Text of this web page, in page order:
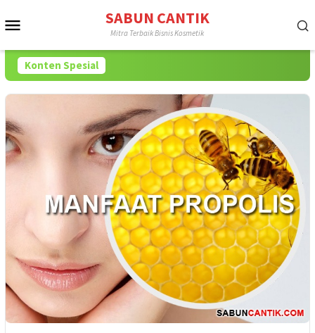
ke
SABUN CANTIK
Mitra Terbaik Bisnis Kosmetik
Konten Spesial